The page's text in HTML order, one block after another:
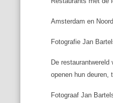
Amsterdam en
Fotografie Jan
De
openen hun deuren,
Fotograaf Jan